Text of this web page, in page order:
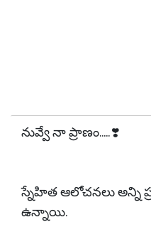
నువ్వే నా ప్రాణం..... ❣️
స్నేహిత ఆలోచనలు అన్ని
ఉన్నాయి.